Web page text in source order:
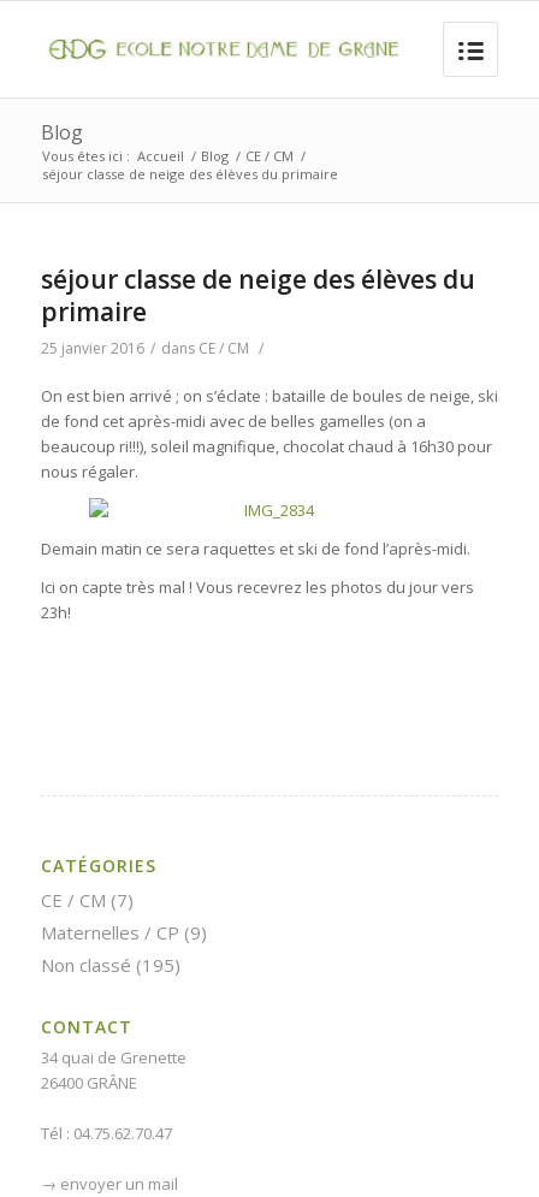
Blog
Vous êtes ici : Accueil / Blog / CE / CM /
séjour classe de neige des élèves du primaire
séjour classe de neige des élèves du
primaire
25 janvier 2016 / dans CE / CM /
On est bien arrivé ; on s’éclate : bataille de boules de neige, ski
de fond cet après-midi avec de belles gamelles (on a
beaucoup ri!!!), soleil magnifique, chocolat chaud à 16h30 pour
nous régaler.
Demain matin ce sera raquettes et ski de fond l’après-midi.
Ici on capte très mal ! Vous recevrez les photos du jour vers
23h!
CATÉGORIES
CE / CM (7)
Maternelles / CP (9)
Non classé (195)
CONTACT
34 quai de Grenette
26400 GRÂNE
Tél : 04.75.62.70.47
→ envoyer un mail